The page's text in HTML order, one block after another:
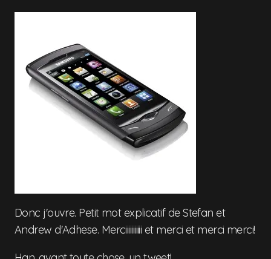
Donc j'ouvre. Petit mot explicatif de Stefan et
Andrew d'Adhese. Merciiiiiiiiiii et merci et merci merci!